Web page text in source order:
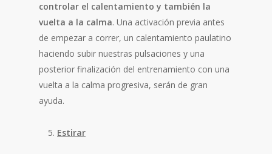
controlar el calentamiento y también la
vuelta a la calma. Una activación previa antes
de empezar a correr, un calentamiento paulatino
haciendo subir nuestras pulsaciones y una
posterior finalización del entrenamiento con una
vuelta a la calma progresiva, serán de gran
ayuda.
Estirar